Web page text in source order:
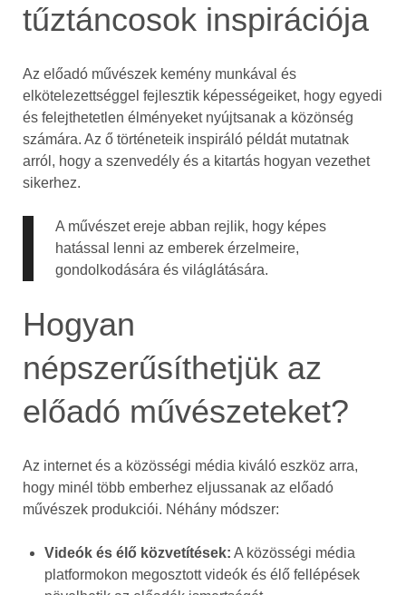
tűztáncosok inspirációja
Az előadó művészek kemény munkával és
elkötelezettséggel fejlesztik képességeiket, hogy egyedi
és felejthetetlen élményeket nyújtsanak a közönség
számára. Az ő történeteik inspiráló példát mutatnak
arról, hogy a szenvedély és a kitartás hogyan vezethet
sikerhez.
A művészet ereje abban rejlik, hogy képes
hatással lenni az emberek érzelmeire,
gondolkodására és világlátására.
Hogyan
népszerűsíthetjük az
előadó művészeteket?
Az internet és a közösségi média kiváló eszköz arra,
hogy minél több emberhez eljussanak az előadó
művészek produkciói. Néhány módszer:
Videók és élő közvetítések: A közösségi média
platformokon megosztott videók és élő fellépések